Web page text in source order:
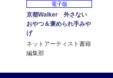
電子版
京都Walker 外さない
おやつ＆褒められ手みや
げ
ネットアーティスト書籍
編集部